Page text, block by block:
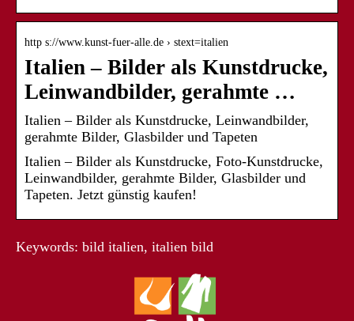
http s://www.kunst-fuer-alle.de › stext=italien
Italien – Bilder als Kunstdrucke,
Leinwandbilder, gerahmte …
Italien – Bilder als Kunstdrucke, Leinwandbilder,
gerahmte Bilder, Glasbilder und Tapeten
Italien – Bilder als Kunstdrucke, Foto-Kunstdrucke,
Leinwandbilder, gerahmte Bilder, Glasbilder und
Tapeten. Jetzt günstig kaufen!
Keywords: bild italien, italien bild